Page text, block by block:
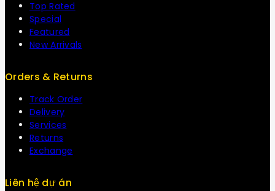
Top Rated
Special
Featured
New Arrivals
Orders & Returns
Track Order
Delivery
Services
Returns
Exchange
Liên hệ dự án